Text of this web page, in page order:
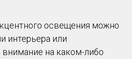
освещения можно
интерьера или
на каком-либо